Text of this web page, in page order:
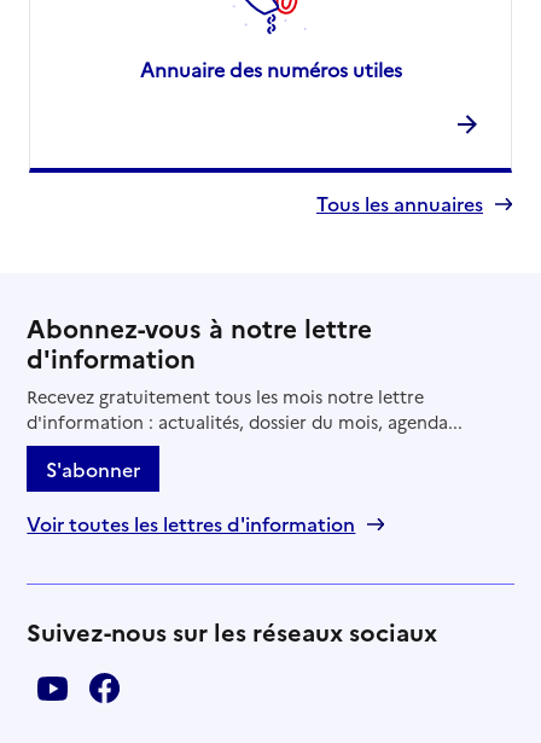
Annuaire des numéros utiles
Tous les annuaires
Abonnez-vous à notre lettre
d'information
Recevez gratuitement tous les mois notre lettre
d'information : actualités, dossier du mois, agenda...
S'abonner
Voir toutes les lettres d'information
Suivez-nous sur les réseaux sociaux